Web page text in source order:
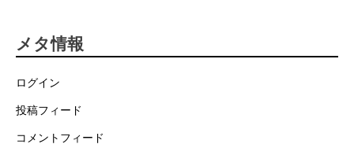
メタ情報
ログイン
投稿フィード
コメントフィード